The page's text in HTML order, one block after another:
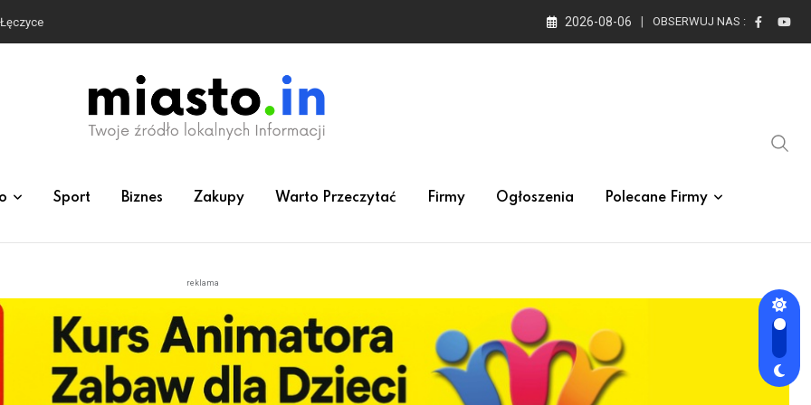
2026-08-06 OBSERWUJ NAS :
Sport Biznes Zakupy Warto Przeczytać Firmy Ogłoszenia Polecane Firmy
reklama